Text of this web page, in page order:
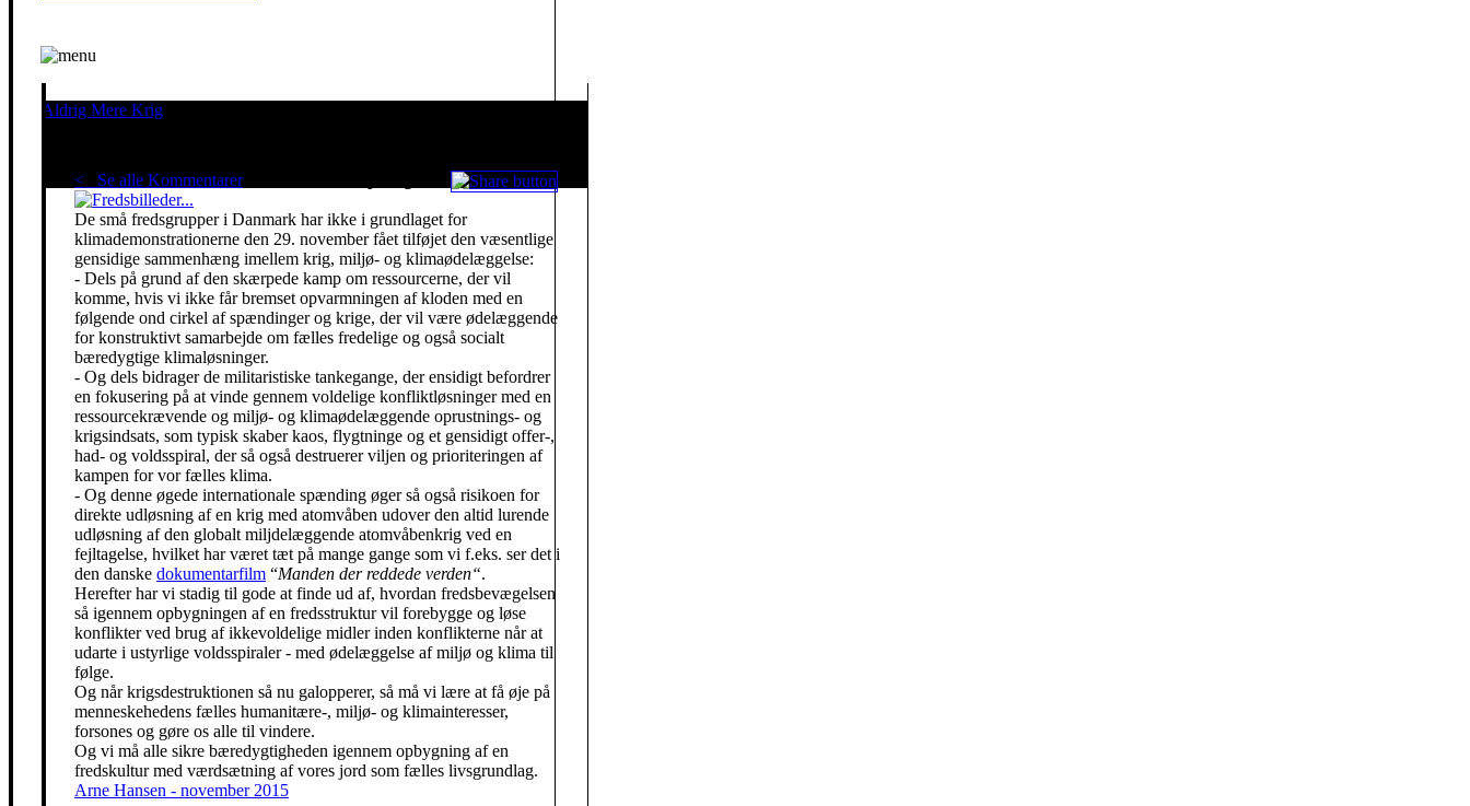
Aldrig Mere Krig
< Se alle KommentarerRed klimaet - stop krigen!
De små fredsgrupper i Danmark har ikke i grundlaget for
klimademonstrationerne den 29. november fået tilføjet den væsentlige
gensidige sammenhæng imellem krig, miljø- og klimaødelæggelse:
- Dels på grund af den skærpede kamp om ressourcerne, der vil
komme, hvis vi ikke får bremset opvarmningen af kloden med en
følgende ond cirkel af spændinger og krige, der vil være ødelæggende
for konstruktivt samarbejde om fælles fredelige og også socialt
bæredygtige klimaløsninger.
- Og dels bidrager de militaristiske tankegange, der ensidigt befordrer
en fokusering på at vinde gennem voldelige konfliktløsninger med en
ressourcekrævende og miljø- og klimaødelæggende oprustnings- og
krigsindsats, som typisk skaber kaos, flygtninge og et gensidigt offer-,
had- og voldsspiral, der så også destruerer viljen og prioriteringen af
kampen for vor fælles klima.
- Og denne øgede internationale spænding øger så også risikoen for
direkte udløsning af en krig med atomvåben udover den altid lurende
udløsning af den globalt miljdelæggende atomvåbenkrig ved en
fejltagelse, hvilket har været tæt på mange gange som vi f.eks. ser det i
den danske dokumentarfilm “Manden der reddede verden“.
Herefter har vi stadig til gode at finde ud af, hvordan fredsbevægelsen
så igennem opbygningen af en fredsstruktur vil forebygge og løse
konflikter ved brug af ikkevoldelige midler inden konflikterne når at
udarte i ustyrlige voldsspiraler - med ødelæggelse af miljø og klima til
følge.
Og når krigsdestruktionen så nu galopperer, så må vi lære at få øje på
menneskehedens fælles humanitære-, miljø- og klimainteresser,
forsones og gøre os alle til vindere.
Og vi må alle sikre bæredygtigheden igennem opbygning af en
fredskultur med værdsætning af vores jord som fælles livsgrundlag.
Arne Hansen - november 2015